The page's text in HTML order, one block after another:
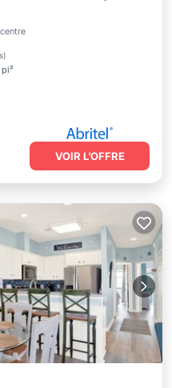
)
Vue sur l’océan
VOIR L’OFFRE